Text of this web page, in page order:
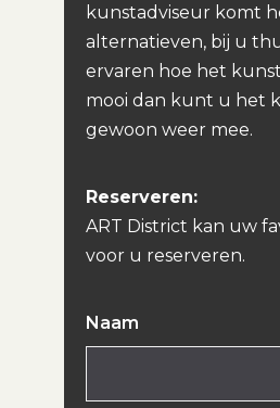
kunstadviseur komt
alternatieven, bij u
ervaren hoe het
mooi dan kunt u het
gewoon weer mee.
Reserveren:
ART District kan uw
voor u reserveren.
Naam